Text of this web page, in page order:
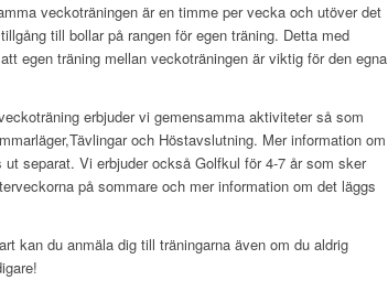
veckoträningen är en timme per vecka och utöver det
till bollar på rangen för egen träning. Detta med
egen träning mellan veckoträningen är viktig för den egna
erbjuder vi gemensamma aktiviteter så som
och Höstavslutning. Mer information om
separat. Vi erbjuder också Golfkul för 4-7 år som sker
på sommare och mer information om det läggs
kan du anmäla dig till träningarna även om du aldrig